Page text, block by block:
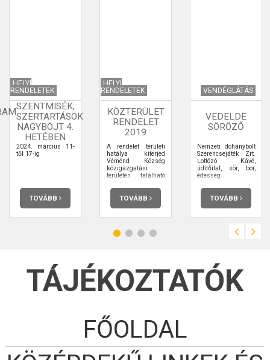
HELYI
RENDELETEK
SZENTMISÉK,
SZERTARTÁSOK
NAGYBÖJT 4.
HETÉBEN
2024. március 11-
től 17-ig
TOVÁBB
HELYI
RENDELETEK
KÖZTERÜLET
RENDELET
2019
A rendelet területi
hatálya kiterjed
Véménd Község
közigazgatási
területén található
valamennyi
közterületre,
valamint a
magántulajdonú
erről szóló külön
között- a
együtt: közterület).
TOVÁBB
VENDÉGLÁTÁS
VEDELDE
SÖRÖZŐ
Nemzeti dohánybolt
Szerencsejáték Zrt.
Lottózó Kávé,
üdítőital, sör, bor,
édesség
TOVÁBB
TÁJÉKOZTATÓK
FŐOLDAL